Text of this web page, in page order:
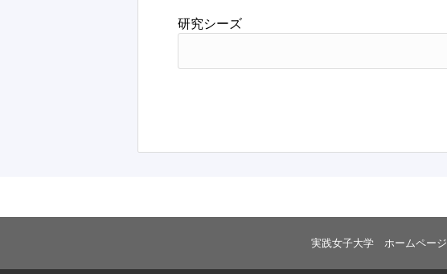
研究シーズ
実践女子大学 ホームページ